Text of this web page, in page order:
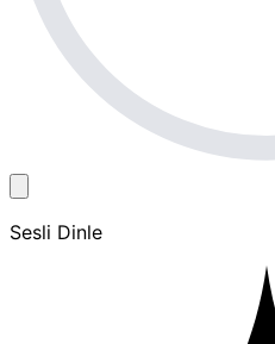
Sesli Dinle